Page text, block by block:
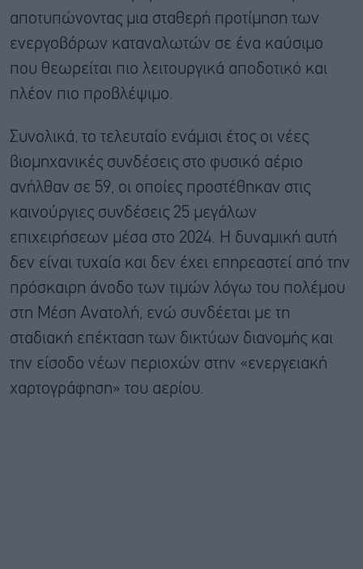
αποτυπώνοντας μια σταθερή προτίμηση των
ενεργοβόρων καταναλωτών σε ένα καύσιμο
που θεωρείται πιο λειτουργικά αποδοτικό και
πλέον πιο προβλέψιμο.
Συνολικά, το τελευταίο ενάμισι έτος οι νέες
βιομηχανικές συνδέσεις στο φυσικό αέριο
ανήλθαν σε 59, οι οποίες προστέθηκαν στις
καινούργιες συνδέσεις 25 μεγάλων
επιχειρήσεων μέσα στο 2024. Η δυναμική αυτή
δεν είναι τυχαία και δεν έχει επηρεαστεί από την
πρόσκαιρη άνοδο των τιμών λόγω του πολέμου
στη Μέση Ανατολή, ενώ συνδέεται με τη
σταδιακή επέκταση των δικτύων διανομής και
την είσοδο νέων περιοχών στην «ενεργειακή
χαρτογράφηση» του αερίου.